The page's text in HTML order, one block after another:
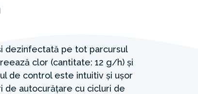
dezinfectată pe tot parcursul
clor (cantitate: 12 g/h) și
de control este intuitiv și ușor
de autocurățare cu cicluri de